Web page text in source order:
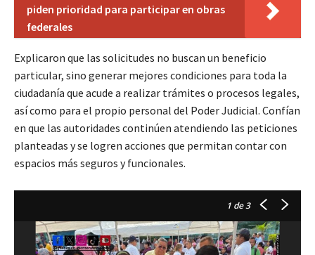
piden prioridad para participar en obras
federales
Explicaron que las solicitudes no buscan un beneficio
particular, sino generar mejores condiciones para toda la
ciudadanía que acude a realizar trámites o procesos legales,
así como para el propio personal del Poder Judicial. Confían
en que las autoridades continúen atendiendo las peticiones
planteadas y se logren acciones que permitan contar con
espacios más seguros y funcionales.
1 de 3